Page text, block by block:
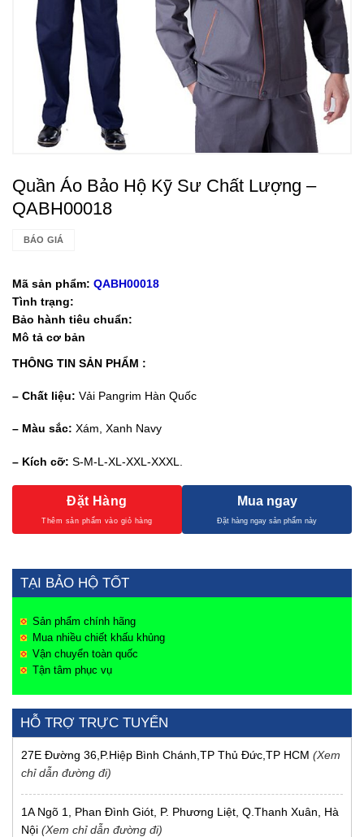
Quần Áo Bảo Hộ Kỹ Sư Chất Lượng –
QABH00018
BÁO GIÁ
Mã sản phẩm: QABH00018
Tình trạng:
Bảo hành tiêu chuẩn:
Mô tả cơ bản
THÔNG TIN SẢN PHẨM :
– Chất liệu: Vải Pangrim Hàn Quốc
– Màu sắc: Xám, Xanh Navy
– Kích cỡ: S-M-L-XL-XXL-XXXL.
Đặt Hàng Mua ngay
TẠI BẢO HỘ TỐT
Sản phẩm chính hãng
Mua nhiều chiết khấu khủng
Vận chuyển toàn quốc
Tận tâm phục vụ
HỖ TRỢ TRỰC TUYẾN
27E Đường 36,P.Hiệp Bình Chánh,TP Thủ Đức,TP HCM (Xem
chỉ dẫn đường đi)
1A Ngõ 1, Phan Đình Giót, P. Phương Liệt, Q.Thanh Xuân, Hà
Nội (Xem chỉ dẫn đường đi)